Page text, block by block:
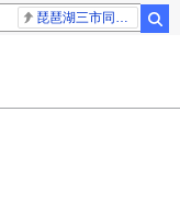
琵琶湖三市同時花火 発表